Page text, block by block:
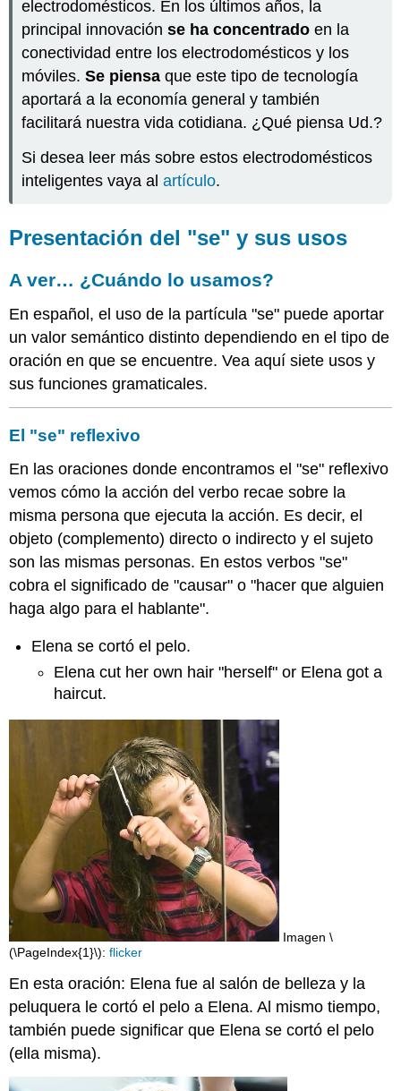
o
accidentales
El
"se"
variante
pronombre
de
(le
les)
+
lo,
los
o
las
Verbos
que
cambian
significado
según
lleven
o
no
el
pronombre
¡Ahora
Actividad
2.2.1C
Actividad
Actividad
2.2.1E
Actividad
2.2.2
Actividad
2.2.3
Actividad
2.2.4
electrodomésticos. En los últimos años, la
principal innovaciónse ha concentrado en la
conectividad entre los electrodomésticos y los
móviles.Se piensa que este tipo de tecnología
aportará a la economía general y también
facilitará nuestra vida cotidiana. ¿Qué piensa Ud.?
Si desea leer más sobre estos electrodomésticos
inteligentes vaya alartículo.
Presentación del "se" y sus usos
A ver… ¿Cuándo lo usamos?
En español, el uso de la partícula "se" puede aportar
un valor semántico distinto dependiendo en el tipo de
oración en que se encuentre. Vea aquí siete usos y
sus funciones gramaticales.
El "se" reflexivo
En las oraciones donde encontramos el "se" reflexivo
vemos cómo la acción del verbo recae sobre la
misma persona que ejecuta la acción. Es decir, el
objeto (complemento) directo o indirecto y el sujeto
son las mismas personas. En estos verbos "se"
cobra el significado de "causar" o "hacer que alguien
haga algo para el hablante".
Elena se cortó el pelo.
Elena cut her own hair "herself" or Elena got a
haircut.
Imagen \
(\PageIndex{1}\):flicker
En esta oración: Elena fue al salón de belleza y la
peluquera le cortó el pelo a Elena. Al mismo tiempo,
también puede significar que Elena se cortó el pelo
(ella misma).